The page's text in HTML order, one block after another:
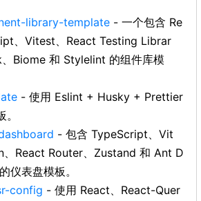
library-template - 一个包含 Re
、Vitest、React Testing Librar
Biome 和 Stylelint 的组件库模
- 使用 Eslint + Husky + Prettier
- 包含 TypeScript、Vit
React Router、Zustand 和 Ant D
仪表盘模板。
config - 使用 React、React-Quer